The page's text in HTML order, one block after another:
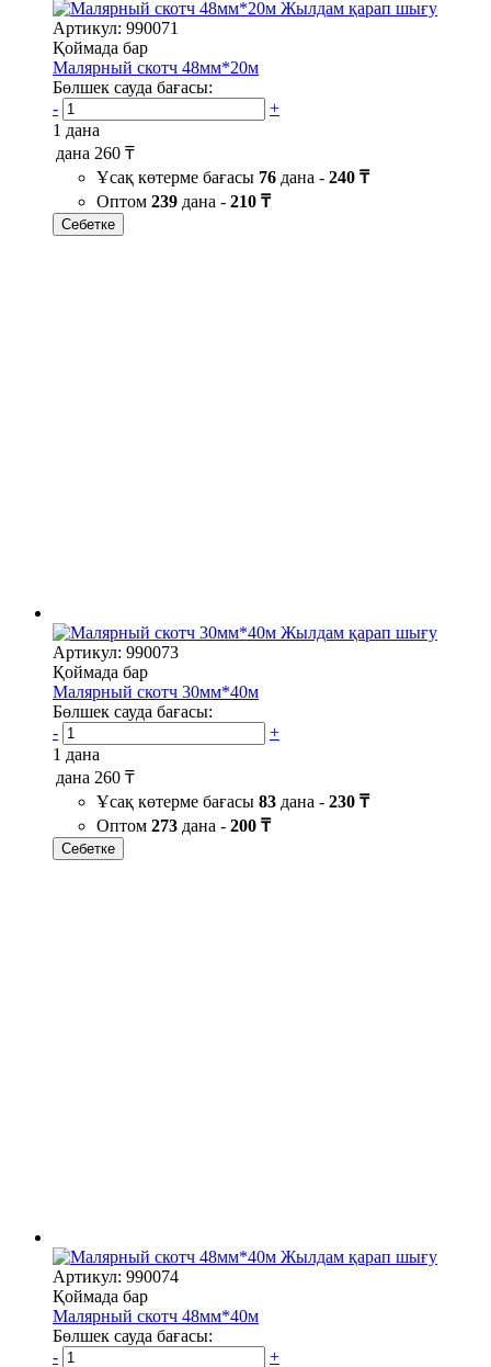
Жылдам қарап шығу
Артикул: 990071
Қоймада бар
Малярный скотч 48мм*20м
Бөлшек сауда бағасы:
-
+
1 дана
дана 260 ₸
Ұсақ көтерме бағасы 76 дана - 240 ₸
Оптом 239 дана - 210 ₸
Себетке
Жылдам қарап шығу
Артикул: 990073
Қоймада бар
Малярный скотч 30мм*40м
Бөлшек сауда бағасы:
-
+
1 дана
дана 260 ₸
Ұсақ көтерме бағасы 83 дана - 230 ₸
Оптом 273 дана - 200 ₸
Себетке
Жылдам қарап шығу
Артикул: 990074
Қоймада бар
Малярный скотч 48мм*40м
Бөлшек сауда бағасы:
-
+